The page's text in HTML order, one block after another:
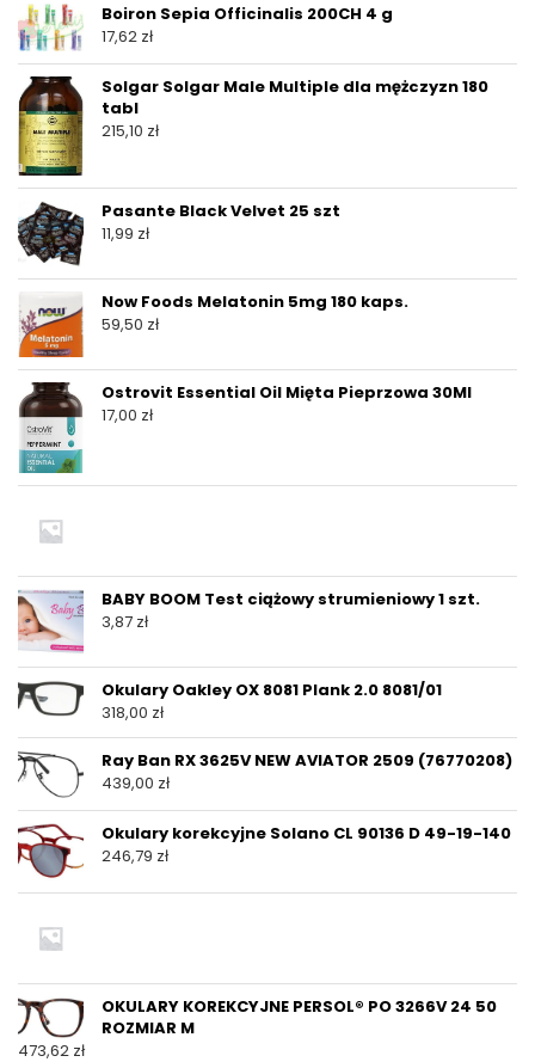
Boiron Sepia Officinalis 200CH 4 g
17,62 zł
Solgar Solgar Male Multiple dla mężczyzn 180
tabl
215,10 zł
Pasante Black Velvet 25 szt
11,99 zł
Now Foods Melatonin 5mg 180 kaps.
59,50 zł
Ostrovit Essential Oil Mięta Pieprzowa 30Ml
17,00 zł
BABY BOOM Test ciążowy strumieniowy 1 szt.
3,87 zł
Okulary Oakley OX 8081 Plank 2.0 8081/01
318,00 zł
Ray Ban RX 3625V NEW AVIATOR 2509 (76770208)
439,00 zł
Okulary korekcyjne Solano CL 90136 D 49-19-140
246,79 zł
OKULARY KOREKCYJNE PERSOL® PO 3266V 24 50
ROZMIAR M
473,62 zł